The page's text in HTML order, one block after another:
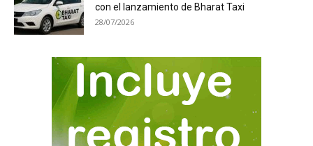
con el lanzamiento de Bharat Taxi
28/07/2026